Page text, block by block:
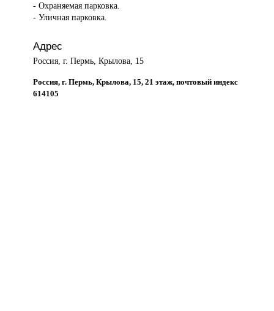
- Охраняемая парковка.
- Уличная парковка.
Адрес
Россия, г. Пермь, Крылова, 15
Россия, г. Пермь, Крылова, 15, 21 этаж, почтовый индекс
614105